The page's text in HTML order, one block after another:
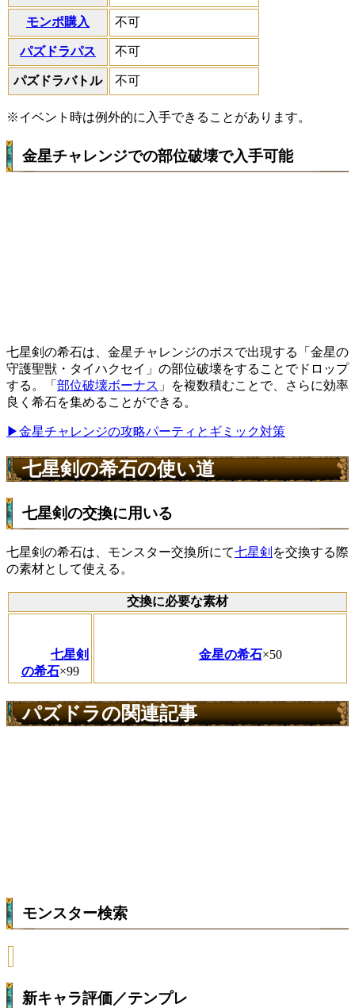
モンポ購入 不可
パズドラパス 不可
パズドラバトル 不可
※イベント時は例外的に入手できることがあります。
金星チャレンジでの部位破壊で入手可能
七星剣の希石は、金星チャレンジのボスで出現する「金星の
守護聖獣・タイハクセイ」の部位破壊をすることでドロップ
する。「 部位破壊ボーナス 」を複数積むことで、さらに効率
良く希石を集めることができる。
▶金星チャレンジの攻略パーティとギミック対策
七星剣の希石の使い道
七星剣の交換に用いる
七星剣の希石は、モンスター交換所にて七星剣 を交換する際
の素材として使える。
交換に必要な素材
七星剣
の希石×99
金星の希石×50
パズドラの関連記事
モンスター検索
新キャラ評価／テンプレ